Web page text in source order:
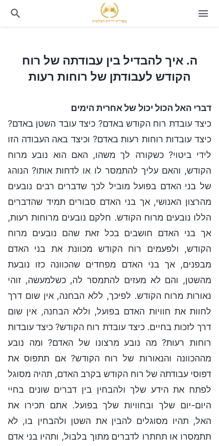
ה. איך להבדיל בין עבודתה של רוח
הקודש לעבודתן של רוחות רעות
דברי האל הכול יכול של אחרית הימים
כיצד עובדת רוח הקודש באדם? כיצד עובד השטן באדם?
כיצד עובדות רוחות רעות באדם? וכיצד באה העבודה הזו
לידי ביטוי? כשקורה לך משהו, האם הוא נובע מרוח
הקודש, והאם עליך להתמסר לו או לדחות אותו? הנוהג
של בני האדם בפועל מוביל לכך שדברים רבים נובעים
מהרצון האנושי, אך בני האדם סבורים תמיד שהדברים
הללו נובעים מרוח הקודש. חלקם נובעים מרוחות רעות,
אך בני האדם חושבים בכל זאת שהם נובעים מרוח
הקודש, ולפעמים רוח הקודש מכוונת את בני האדם
מבפנים, אך בני האדם מפחדים שהכוונה כזו נובעת
מהשטן, והם לא מעזים להתמסר לה, כשלמעשה, זוהי
נאורות מרוח הקודש. לפיכך, ללא הבחנה, אין שום דרך
לחוות את חוויות האדם בפועל, וללא הבחנה, אין שום
דרך לזכות בחיים. כיצד עובדת רוח הקודש? כיצד עובדות
רוחות רעות? מה נובע מרצונו של האדם? ומה נובע
מההכוונה והנאורות של רוח הקודש? אם תתפוס את
דפוסי עבודתה של רוח הקודש בקרב האדם, תהיה מסוגל
לפתח את הידע שלך ולהבחין בין דברים שונים בחיי
היום-יום שלך ובחוויות שלך בפועל. אתם תכירו את
האל, תהיו מסוגלים להבין את השטן ולהבחין בו, לא
תתמסרו או תחתרו לדברים מתוך בלבול, ותהיו בני אדם